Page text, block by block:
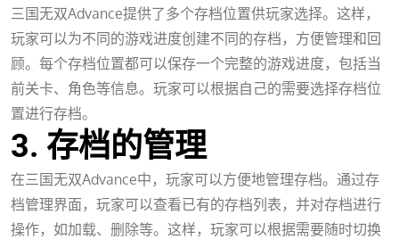
三国无双Advance提供了多个存档位置供玩家选择。这样，
玩家可以为不同的游戏进度创建不同的存档，方便管理和回
顾。每个存档位置都可以保存一个完整的游戏进度，包括当
前关卡、角色等信息。玩家可以根据自己的需要选择存档位
置进行存档。
3. 存档的管理
在三国无双Advance中，玩家可以方便地管理存档。通过存
档管理界面，玩家可以查看已有的存档列表，并对存档进行
操作，如加载、删除等。这样，玩家可以根据需要随时切换